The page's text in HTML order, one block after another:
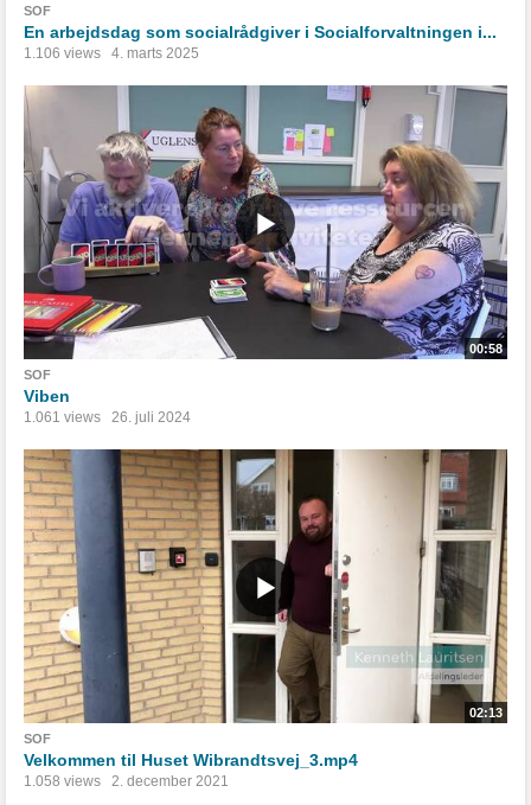
SOF
En arbejdsdag som socialrådgiver i Socialforvaltningen i...
1.106 views 4. marts 2025
00:58
SOF
Viben
1.061 views 26. juli 2024
02:13
SOF
Velkommen til Huset Wibrandtsvej_3.mp4
1.058 views 2. december 2021